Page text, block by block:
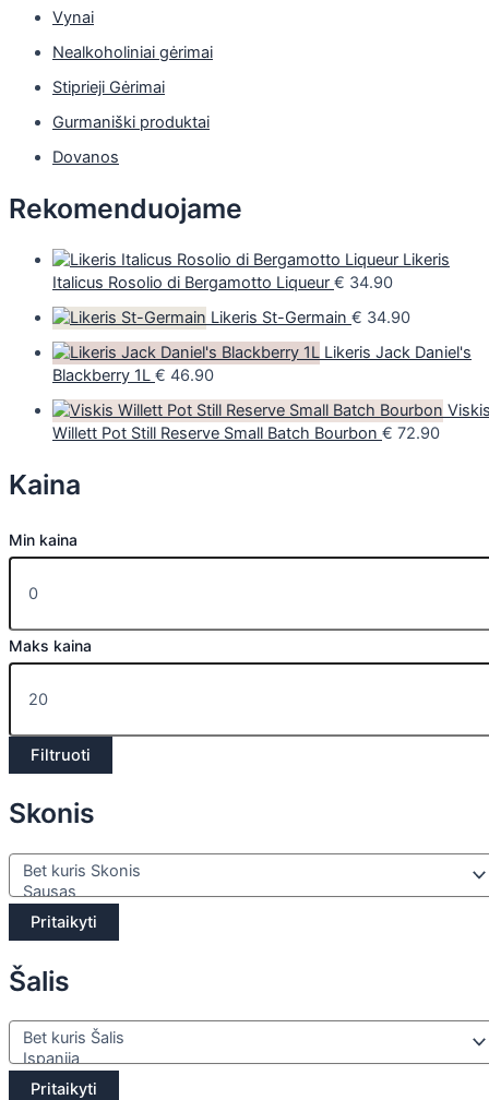
Vynai
Nealkoholiniai gėrimai
Stiprieji Gėrimai
Gurmaniški produktai
Dovanos
Rekomenduojame
Likeris
Italicus Rosolio di Bergamotto Liqueur € 34.90
Likeris St-Germain € 34.90
Likeris Jack Daniel's
Blackberry 1L € 46.90
Willett Pot Still Reserve Small Batch Bourbon € 72.90
Kaina
Min kaina
Maks kaina
Filtruoti
Skonis
Pritaikyti
Šalis
Pritaikyti